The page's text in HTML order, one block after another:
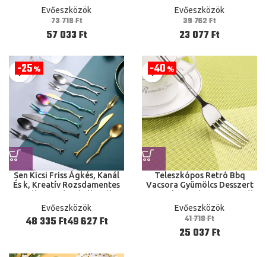
Asztali kézmosók
Többfunkciós Kemping
Csillogó Ajándék
Evőeszközök
73 718Ft
57 033Ft
Keverő Aranyos Rajzfilm
Teáskanál
Evőeszközök
39 762Ft
23 077Ft
25%
Sen Kicsi Friss Ágkés, Kanál
És k, Kreatív Rozsdamentes
Gyümölcs Aranyos Társ
Ajándék
Evőeszközök
Ft Ft
40%
Teleszkópos Retró Bbq
Vacsora Gyümölcs Desszert
Evőeszköz Asztali kézmosók
Evőeszközök
41 718Ft
25 037Ft